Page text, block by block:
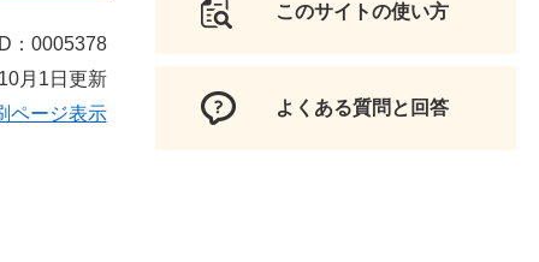
：0005378
月1日更新
ページ表示
このサイトの使い方
よくある質問と回答